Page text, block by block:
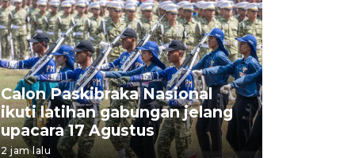
Calon Paskibraka Nasional
ikuti latihan gabungan jelang
upacara 17 Agustus
2 jam lalu